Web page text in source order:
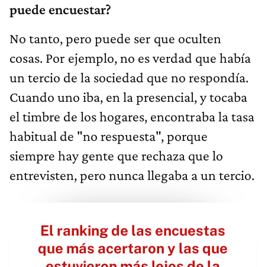
puede encuestar?
No tanto, pero puede ser que oculten
cosas. Por ejemplo, no es verdad que había
un tercio de la sociedad que no respondía.
Cuando uno iba, en la presencial, y tocaba
el timbre de los hogares, encontraba la tasa
habitual de "no respuesta", porque
siempre hay gente que rechaza que lo
entrevisten, pero nunca llegaba a un tercio.
El ranking de las encuestas
que más acertaron y las que